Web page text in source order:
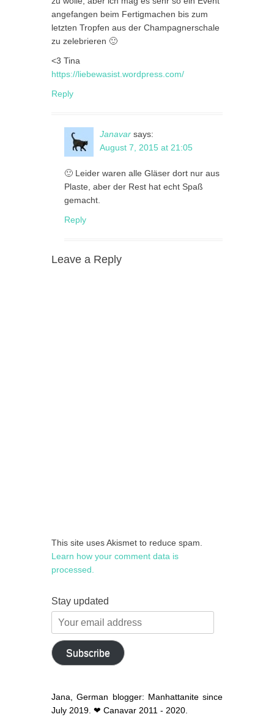
angefangen beim Fertigmachen bis zum
letzten Tropfen aus der Champagnerschale
zu zelebrieren 🙂
<3 Tina
https://liebewasist.wordpress.com/
Reply
Janavar says:
August 7, 2015 at 21:05
🙂 Leider waren alle Gläser dort nur aus
Plaste, aber der Rest hat echt Spaß
gemacht.
Reply
Leave a Reply
This site uses Akismet to reduce spam.
Learn how your comment data is
processed.
Stay updated
Your
email
address
Subscribe
Jana, German blogger: Manhattanite since
July 2019. ❤ Canavar 2011 - 2020.